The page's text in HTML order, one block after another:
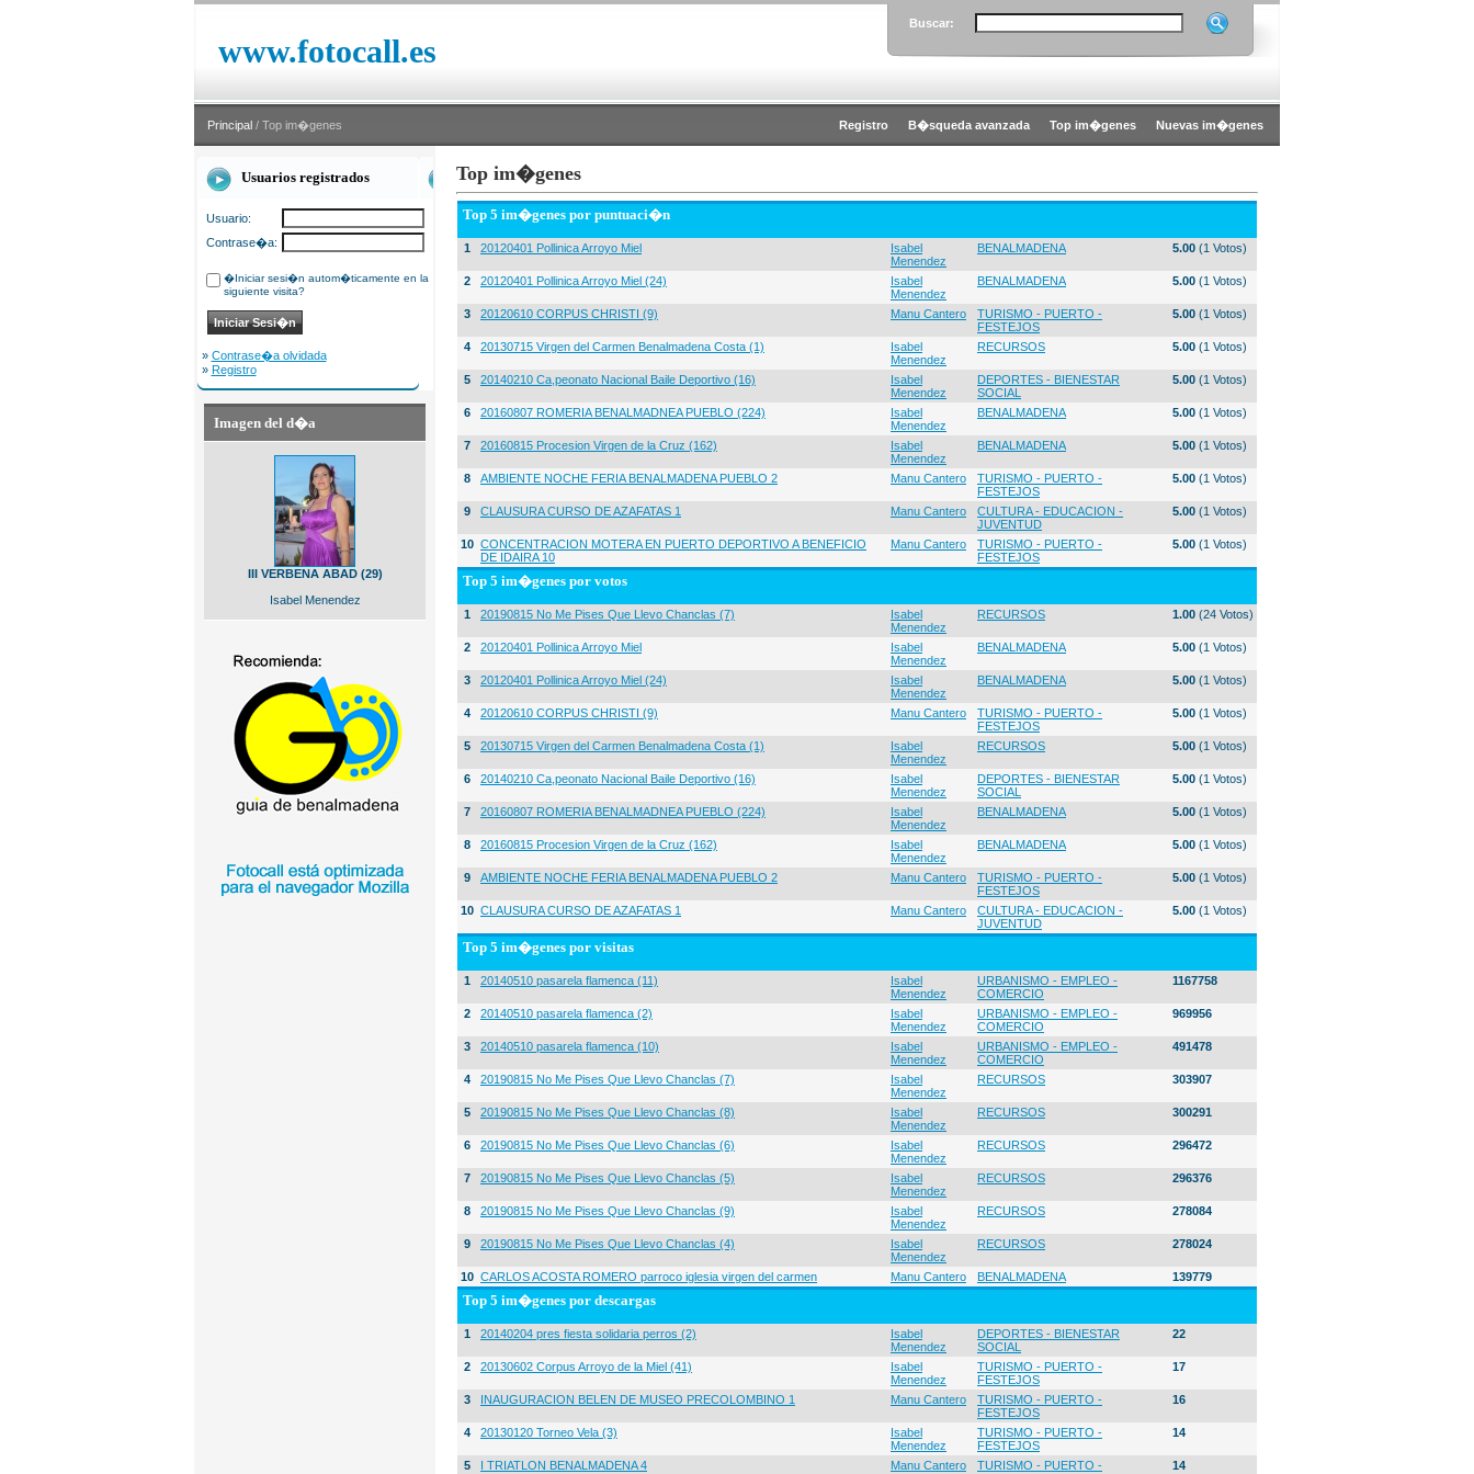
www.fotocall.es
Buscar:
Principal / Top im�genes Registro B�squeda avanzada Top im�genes Nuevas im�genes
Usuarios registrados
Usuario:
Contrase�a:
�Iniciar sesi�n autom�ticamente en la
siguiente visita?
» Contrase�a olvidada
» Registro
Imagen del d�a
III VERBENA ABAD (29)
Isabel Menendez
Top im�genes
Top 5 im�genes por puntuaci�n
1 20120401 Pollinica Arroyo Miel
Isabel
Menendez
BENALMADENA 5.00 (1 Votos)
2 20120401 Pollinica Arroyo Miel (24)
Isabel
Menendez
BENALMADENA 5.00 (1 Votos)
3 20120610 CORPUS CHRISTI (9) Manu Cantero
TURISMO - PUERTO -
FESTEJOS
5.00 (1 Votos)
4 20130715 Virgen del Carmen Benalmadena Costa (1)
Isabel
Menendez
RECURSOS 5.00 (1 Votos)
5 20140210 Ca,peonato Nacional Baile Deportivo (16)
Isabel
Menendez
DEPORTES - BIENESTAR
SOCIAL
5.00 (1 Votos)
6 20160807 ROMERIA BENALMADNEA PUEBLO (224)
Isabel
Menendez
BENALMADENA 5.00 (1 Votos)
7 20160815 Procesion Virgen de la Cruz (162)
Isabel
Menendez
BENALMADENA 5.00 (1 Votos)
8 AMBIENTE NOCHE FERIA BENALMADENA PUEBLO 2 Manu Cantero
TURISMO - PUERTO -
FESTEJOS
5.00 (1 Votos)
9 CLAUSURA CURSO DE AZAFATAS 1 Manu Cantero
CULTURA - EDUCACION -
JUVENTUD
5.00 (1 Votos)
10 CONCENTRACION MOTERA EN PUERTO DEPORTIVO A BENEFICIO
DE IDAIRA 10
Manu Cantero
TURISMO - PUERTO -
FESTEJOS
5.00 (1 Votos)
Top 5 im�genes por votos
1 20190815 No Me Pises Que Llevo Chanclas (7)
Isabel
Menendez
RECURSOS 1.00 (24 Votos)
2 20120401 Pollinica Arroyo Miel
Isabel
Menendez
BENALMADENA 5.00 (1 Votos)
3 20120401 Pollinica Arroyo Miel (24)
Isabel
Menendez
BENALMADENA 5.00 (1 Votos)
4 20120610 CORPUS CHRISTI (9) Manu Cantero
TURISMO - PUERTO -
FESTEJOS
5.00 (1 Votos)
5 20130715 Virgen del Carmen Benalmadena Costa (1)
Isabel
Menendez
RECURSOS 5.00 (1 Votos)
6 20140210 Ca,peonato Nacional Baile Deportivo (16)
Isabel
Menendez
DEPORTES - BIENESTAR
SOCIAL
5.00 (1 Votos)
7 20160807 ROMERIA BENALMADNEA PUEBLO (224)
Isabel
Menendez
BENALMADENA 5.00 (1 Votos)
8 20160815 Procesion Virgen de la Cruz (162)
Isabel
Menendez
BENALMADENA 5.00 (1 Votos)
9 AMBIENTE NOCHE FERIA BENALMADENA PUEBLO 2 Manu Cantero
TURISMO - PUERTO -
FESTEJOS
5.00 (1 Votos)
10 CLAUSURA CURSO DE AZAFATAS 1 Manu Cantero
CULTURA - EDUCACION -
JUVENTUD
5.00 (1 Votos)
Top 5 im�genes por visitas
1 20140510 pasarela flamenca (11)
Isabel
Menendez
URBANISMO - EMPLEO -
COMERCIO
1167758
2 20140510 pasarela flamenca (2)
Isabel
Menendez
URBANISMO - EMPLEO -
COMERCIO
969956
3 20140510 pasarela flamenca (10)
Isabel
Menendez
URBANISMO - EMPLEO -
COMERCIO
491478
4 20190815 No Me Pises Que Llevo Chanclas (7)
Isabel
Menendez
RECURSOS 303907
5 20190815 No Me Pises Que Llevo Chanclas (8)
Isabel
Menendez
RECURSOS 300291
6 20190815 No Me Pises Que Llevo Chanclas (6)
Isabel
Menendez
RECURSOS 296472
7 20190815 No Me Pises Que Llevo Chanclas (5)
Isabel
Menendez
RECURSOS 296376
8 20190815 No Me Pises Que Llevo Chanclas (9)
Isabel
Menendez
RECURSOS 278084
9 20190815 No Me Pises Que Llevo Chanclas (4)
Isabel
Menendez
RECURSOS 278024
10 CARLOS ACOSTA ROMERO parroco iglesia virgen del carmen Manu Cantero BENALMADENA 139779
Top 5 im�genes por descargas
1 20140204 pres fiesta solidaria perros (2)
Isabel
Menendez
DEPORTES - BIENESTAR
SOCIAL
22
2 20130602 Corpus Arroyo de la Miel (41)
Isabel
Menendez
TURISMO - PUERTO -
FESTEJOS
17
3 INAUGURACION BELEN DE MUSEO PRECOLOMBINO 1 Manu Cantero
TURISMO - PUERTO -
FESTEJOS
16
4 20130120 Torneo Vela (3)
Isabel
Menendez
TURISMO - PUERTO -
FESTEJOS
14
5 I TRIATLON BENALMADENA 4 Manu Cantero
TURISMO - PUERTO -
14